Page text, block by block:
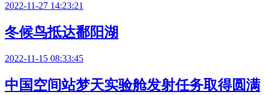
2022-11-27 14:23:21
冬候鸟抵达鄱阳湖
2022-11-15 08:33:45
中国空间站梦天实验舱发射任务取得圆满